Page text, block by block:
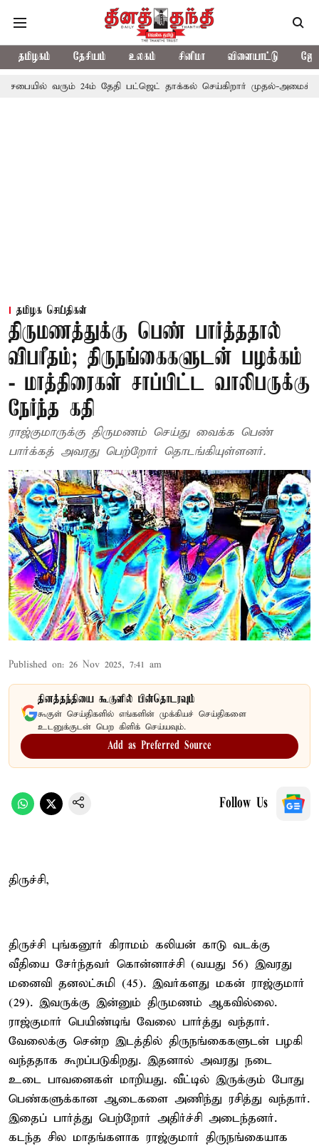
தமிழகம் தேசியம் உலகம் சினிமா விளையாட்டு
வரும் 24ம் தேதி பட்ஜெட் தாக்கல் செய்கிறார் முதல்-அமைச்சர் ரங்கசாமி
தமிழக செய்திகள்
திருமணத்துக்கு பெண் பார்த்ததால்
விபரீதம்; திருநங்கைகளுடன் பழக்கம்
- மாத்திரைகள் சாப்பிட்ட வாலிபருக்கு
நேர்ந்த கதி
ராஜ்குமாருக்கு திருமணம் செய்து வைக்க பெண்
பார்க்கத் அவரது பெற்றோர் தொடங்கியுள்ளனர்.
Published on: 26 Nov 2025, 7:41 am
தினத்தந்தியை கூகுளில் பின்தொடரவும்
கூகுள் செய்திகளில் எங்களின் முக்கியச் செய்திகளை
உடனுக்குடன் பெற கிளிக் செய்யவும்.
Add as Preferred Source
Follow Us
திருச்சி,
திருச்சி புங்கனூர் கிராமம் கலியன் காடு வடக்கு
வீதியை சேர்ந்தவர் கொன்னாச்சி (வயது 56) இவரது
மனைவி தனலட்சுமி (45). இவர்களது மகன் ராஜ்குமார்
(29). இவருக்கு இன்னும் திருமணம் ஆகவில்லை.
ராஜ்குமார் பெயிண்டிங் வேலை பார்த்து வந்தார்.
வேலைக்கு சென்ற இடத்தில் திருநங்கைகளுடன் பழகி
வந்ததாக கூறப்படுகிறது. இதனால் அவரது நடை
உடை பாவனைகள் மாறியது. வீட்டில் இருக்கும் போது
பெண்களுக்கான ஆடைகளை அணிந்து ரசித்து வந்தார்.
இதைப் பார்த்து பெற்றோர் அதிர்ச்சி அடைந்தனர்.
கடந்த சில மாதங்களாக ராஜ்குமார் திருநங்கையாக